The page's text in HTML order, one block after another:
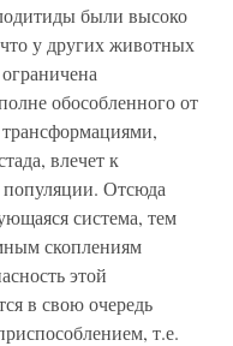
были высоко
у других животных
обособленного от
влечет к
популяции. Отсюда
система, тем
скоплениям
этой
в свою очередь
т.е.